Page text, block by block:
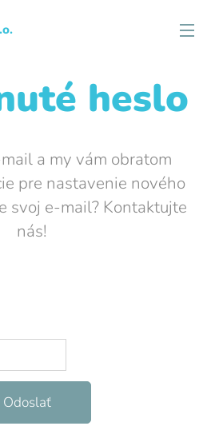
heslo
a my vám obratom
pre nastavenie nového
svoj e-mail? Kontaktujte
nás!
Odoslať